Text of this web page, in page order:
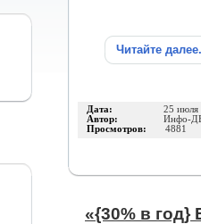
Читайте
Дата: 25 июля
Автор: Инфо-
Просмотров: 4881
«{30% в год}